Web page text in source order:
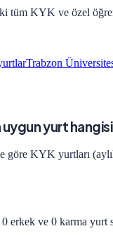
tüm KYK ve özel
Trabzon
yurt
KYK yurtları
erkek ve 0 karma yurt